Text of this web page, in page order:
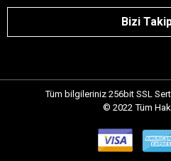
Bizi
Tüm bilgileriniz 256bit SSL
© 2022 Tüm